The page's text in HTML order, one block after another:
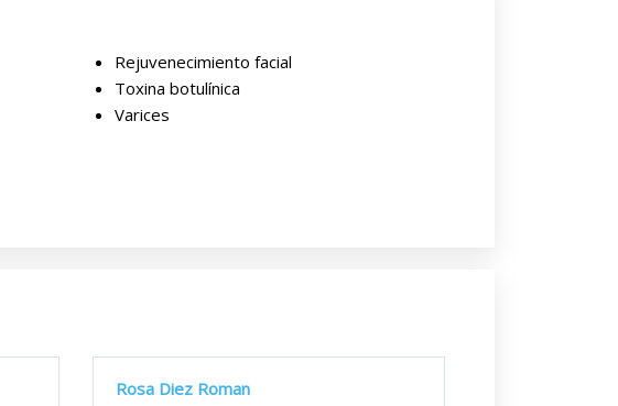
Rejuvenecimiento facial
Toxina botulínica
Varices
Rosa Diez Roman